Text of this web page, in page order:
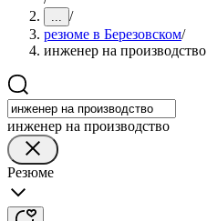
... /
резюме в Березовском/
инженер на производство
инженер на производство
Резюме